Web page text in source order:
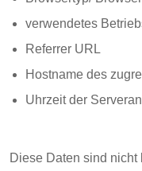
verwendetes
Referrer URL
Hostname des
Uhrzeit der
Diese Daten sind nicht